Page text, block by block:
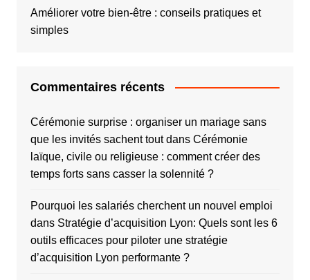
Améliorer votre bien-être : conseils pratiques et
simples
Commentaires récents
Cérémonie surprise : organiser un mariage sans
que les invités sachent toutdans Cérémonie
laïque, civile ou religieuse : comment créer des
temps forts sans casser la solennité ?
Pourquoi les salariés cherchent un nouvel emploi
dans Stratégie d’acquisition Lyon: Quels sont les 6
outils efficaces pour piloter une stratégie
d’acquisition Lyon performante ?